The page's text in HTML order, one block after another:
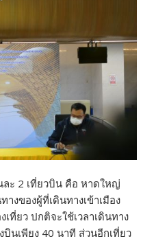
ละ 2 เที่ยวบิน คือ หาดใหญ่
งของผู้ที่เดินทางเข้าเมือง
ที่ยว ปกติจะใช้เวลาเดินทาง
นเพียง 40 นาที ส่วนอีกเที่ยว